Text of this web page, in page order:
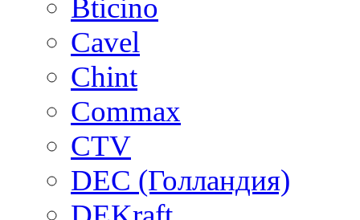
Bticino
Cavel
Chint
Commax
CTV
DEC (Голландия)